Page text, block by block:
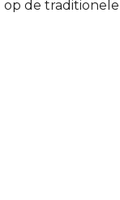
op de traditionele